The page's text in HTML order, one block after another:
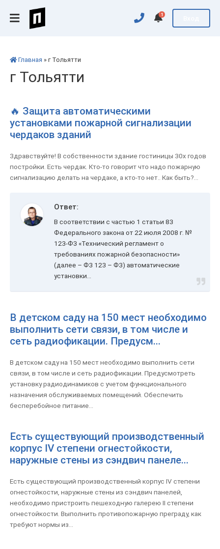
1
Главная » г Тольятти
г Тольятти
🔥 Защита автоматическими
установками пожарной сигнализации
чердаков зданий
Здравствуйте! В собственности здание гостиницы 30х годов
постройки. Есть чердак. Кто-то говорит что надо пожарную
сигнализацию делать на чердаке, а кто-то нет.. Как быть?...
Ответ:
В соответствии с частью 1 статьи 83
Федерального закона от 22 июля 2008 г. №
123-ФЗ «Технический регламент о
требованиях пожарной безопасности»
(далее – ФЗ 123 – ФЗ) автоматические
установки...
В детском саду на 150 мест необходимо
выполнить сети связи, в том числе и
сеть радиофикации. Предусм...
В детском саду на 150 мест необходимо выполнить сети
связи, в том числе и сеть радиофикации. Предусмотреть
установку радиодинамиков с учетом функционального
назначения обслуживаемых помещений. Обеспечить
бесперебойное питание...
Есть существующий производственный
корпус IV степени огнестойкости,
наружные стены из сэндвич панеле...
Есть существующий производственный корпус IV степени
огнестойкости, наружные стены из сэндвич панелей,
необходимо пристроить пешеходную галерею II степени
огнестойкости. Выполнить противопожарную преграду, как
требуют нормы из...